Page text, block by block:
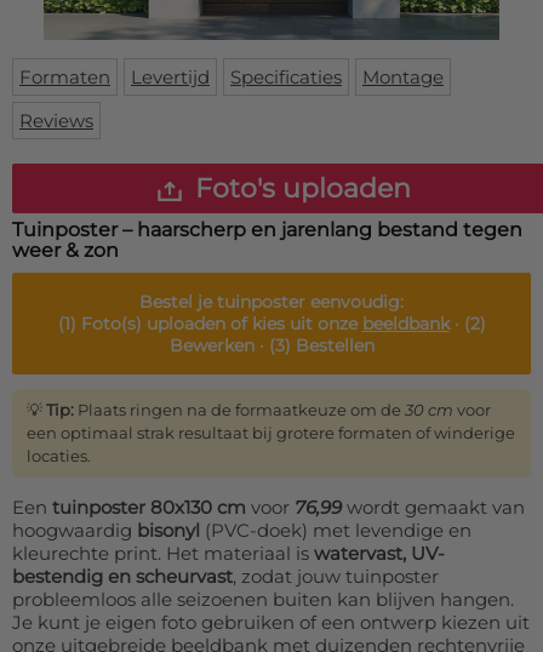
Deurmat
Vloermat
Skateboard deck
Over ons
Inloggen
WhatsApp
Formaten Levertijd Specificaties
Montage
Reviews
Foto's uploaden
Tuinposter – haarscherp en jarenlang bestand tegen
weer & zon
Bestel jetuinposter eenvoudig:
(1) Foto(s) uploaden of kies uit onze beeldbank· (2)
Bewerken · (3) Bestellen
💡Tip: Plaats ringen na de formaatkeuze om de 30 cm voor
een optimaal strak resultaat bij grotere formaten of winderige
locaties.
Een tuinposter 80x130 cm voor 76,99wordt gemaakt van
hoogwaardig bisonyl (PVC-doek) met levendige en
kleurechte print. Het materiaal is watervast, UV-
bestendig en scheurvast, zodat jouw tuinposter
probleemloos alle seizoenen buiten kan blijven hangen.
Je kunt je eigen foto gebruiken of een ontwerp kiezen uit
onze uitgebreide beeldbank met duizenden rechtenvrije